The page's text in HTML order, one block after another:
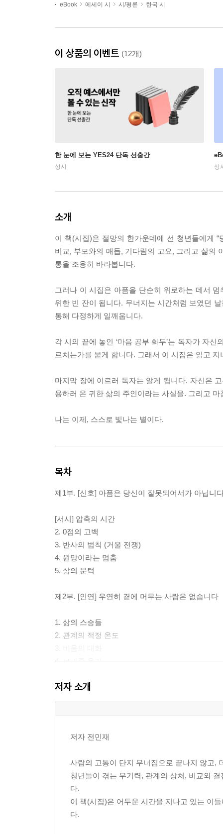
eBook 에세이 시 시/평론 한국 시
이 상품의 이벤트 (12개)
한 눈에 보는 YES24 단독 선출간
상시 상
소개
이 책(시집)은 절망의 한가운데에 선 청년들에게
비교, 부모와의 매듭, 기다림의 고요, 그리고 삶의
통을 조용히 바라봅니다.
그러나 이 시집은 아픔을 단순히 위로하는 데서
위한 빈 잔이 됩니다. 무너지는 시간처럼 보였던
통해 다정하게 일깨웁니다.
각 시의 끝에 놓인 ‘마음 공부 화두’는 독자가 자
르치는가를 묻게 합니다. 그래서 이 시집은 읽고
마지막 장에 이르러 독자는 알게 됩니다. 자신은
용하러 온 귀한 삶의 주인이라는 사실을. 그리고
나는 이제, 스스로 빛나는 별이다.
목차
제1부. [신호] 아픔은 당신이 잘못되어서가 아닙니
[서시] 압축의 시간
2. 0점의 고백
3. 반사의 법칙 (거울 전쟁)
4. 원망이라는 멈춤
5. 삶의 문턱
제2부. [인연] 우연히 곁에 머무는 사람은 없습니다
1. 삶의 스승들
2. 관계의 적정 온도
4. 보내줄 용기
제3부. [환경] 결핍은 당신을 채우기 위한 빈 잔입니
3. 첫 번째 관계의 매듭 (부모라는 환경)
제4부. [밀도] 내면이 단단해지는 침묵의 기술
1. 마음의 흡수력 (아무것도 할 수 없을 때)
2. 유연한 강함 (겸손이라는 통로)
저자 소개
저자 전민재
사람의 고통이 단지 무너짐으로 끝나지 않고,
청년들이 겪는 무기력, 관계의 상처, 비교와
다.
이 책(시집)은 어두운 시간을 지나고 있는 이
다.